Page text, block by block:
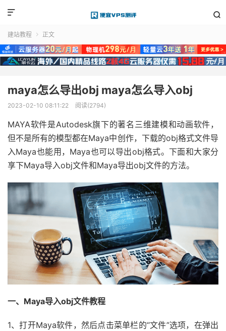


建站教程  正文
maya怎么导出obj maya怎么导入obj
2023-02-10 08:11:22 阅读(2794)
MAYA软件是Autodesk旗下的著名三维建模和动画软件，
但不是所有的模型都在Maya中创作，下载的obj格式文件导
入Maya也能用，Maya也可以导出obj格式。下面和大家分
享下Maya导入obj文件和Maya导出obj文件的方法。
一、Maya导入obj文件教程
1、打开Maya软件，然后点击菜单栏的“文件”选项，在弹出